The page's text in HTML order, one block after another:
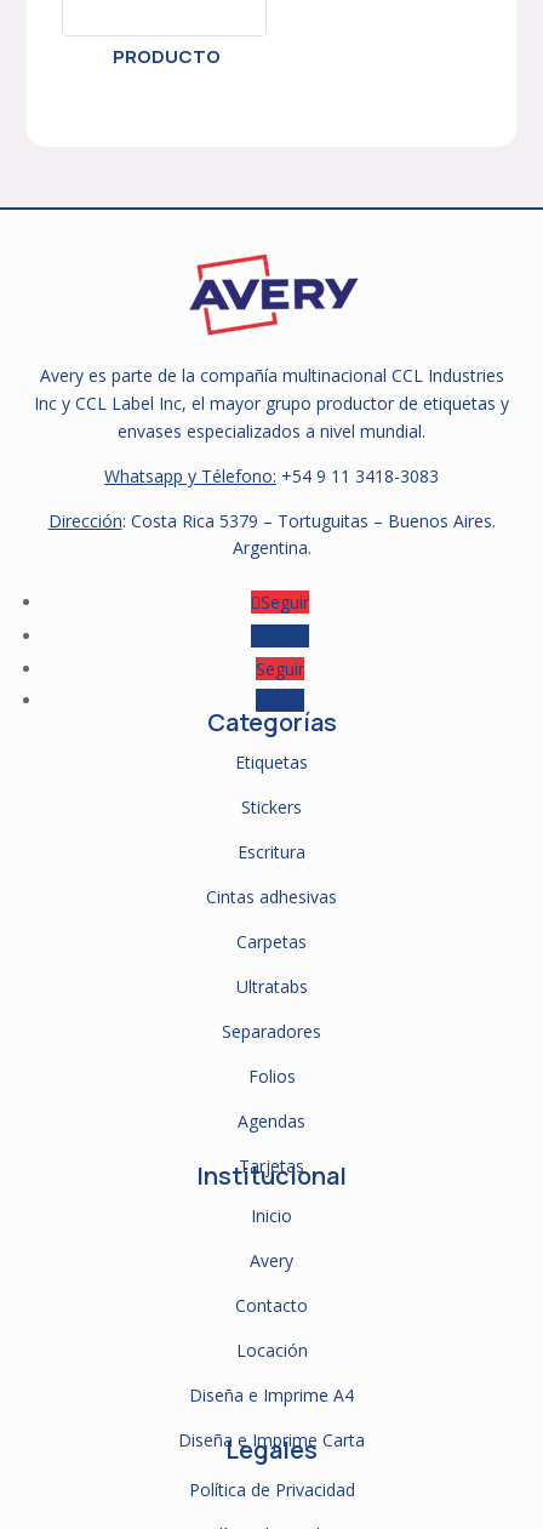
PRODUCTO
Avery es parte de la compañía multinacional CCL Industries
Inc y CCL Label Inc, el mayor grupo productor de etiquetas y
envases especializados a nivel mundial.
Whatsapp y Télefono: +54 9 11 3418-3083
Dirección: Costa Rica 5379 – Tortuguitas – Buenos Aires.
Argentina.
Seguir
Seguir
Categorías
Etiquetas
Stickers
Escritura
Cintas adhesivas
Carpetas
Ultratabs
Separadores
Folios
Agendas
Tarjetas
Institucional
Inicio
Avery
Contacto
Locación
Diseña e Imprime A4
Diseña e Imprime Carta
Legales
Política de Privacidad